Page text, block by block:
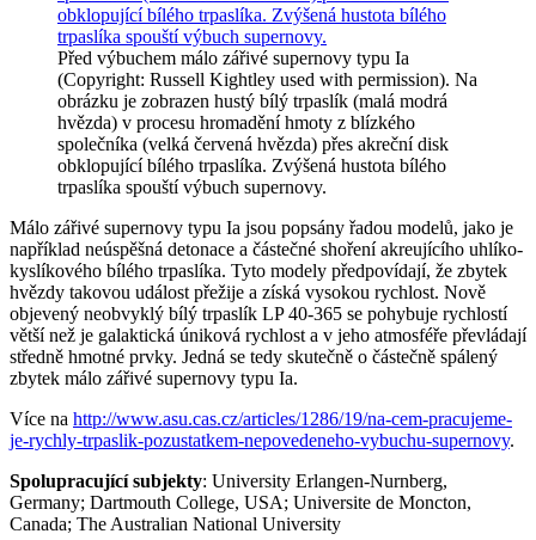
Před výbuchem málo zářivé supernovy typu Ia
(Copyright: Russell Kightley used with permission). Na
obrázku je zobrazen hustý bílý trpaslík (malá modrá
hvězda) v procesu hromadění hmoty z blízkého
společníka (velká červená hvězda) přes akreční disk
obklopující bílého trpaslíka. Zvýšená hustota bílého
trpaslíka spouští výbuch supernovy.
Málo zářivé supernovy typu Ia jsou popsány řadou modelů, jako je
například neúspěšná detonace a částečné shoření akreujícího uhlíko-
kyslíkového bílého trpaslíka. Tyto modely předpovídají, že zbytek
hvězdy takovou událost přežije a získá vysokou rychlost. Nově
objevený neobvyklý bílý trpaslík LP 40-365 se pohybuje rychlostí
větší než je galaktická úniková rychlost a v jeho atmosféře převládají
středně hmotné prvky. Jedná se tedy skutečně o částečně spálený
zbytek málo zářivé supernovy typu Ia.
Více na http://www.asu.cas.cz/articles/1286/19/na-cem-pracujeme-
je-rychly-trpaslik-pozustatkem-nepovedeneho-vybuchu-supernovy.
Spolupracující subjekty: University Erlangen-Nurnberg,
Germany; Dartmouth College, USA; Universite de Moncton,
Canada; The Australian National University